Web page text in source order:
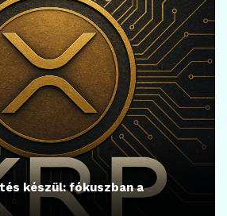
készül: fókuszban a